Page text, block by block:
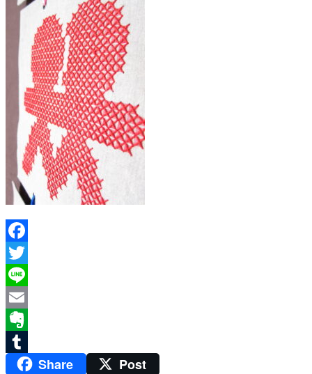
Facebook
Twitter
Line
Email
Evernote
TumblrShare Post